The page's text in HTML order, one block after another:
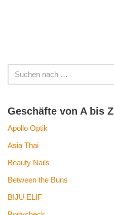
Geschäfte von A bis Z
Apollo Optik
Asia Thai
Beauty Nails
Between the Buns
BIJU ELIF